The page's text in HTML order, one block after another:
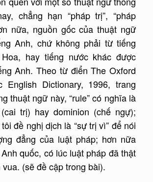
chẳng hạn “pháp trị”, “pháp
nữa, nguồn gốc của thuật ngữ
Anh, chứ không phải từ tiếng
hay tiếng nước khác được
Anh. Theo từ điển The Oxford
English Dictionary, 1996, trang
thuật ngữ này, “rule” có nghĩa là
trị) hay dominion (chế ngự);
đề nghị dịch là “sự trị vì” để nói
đẳng của luật pháp; hơn nữa
quốc, có lúc luật pháp đã thật
(sẽ đề cập trong bài).